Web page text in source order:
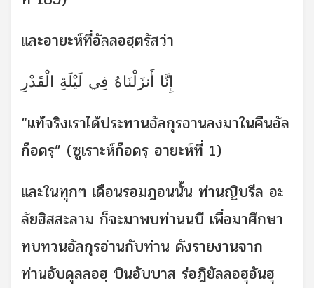
และอายะห์ที่อัลลอฮฺตรัสว่า
إِنَّا أَنزَلْنَاهُ فِي لَيْلَةِ الْقَدْرِ
“แท้จริงเราได้ประทานอัลกุรอานลงมาในคืนอัล
ก็อดรฺ” (ซูเราะห์ก็อดรฺ อายะห์ที่ 1)
และในทุกๆ เดือนรอมฎอนนั้น ท่านญิบรีล อะ
ลัยฮิสสะลาม ก็จะมาพบท่านนบี เพื่อมาศึกษา
ทบทวนอัลกุรอ่านกับท่าน ดังรายงานจาก
ท่านอับดุลลอฮฺ บินอับบาส ร่อฎิยัลลอฮุอันฮุ